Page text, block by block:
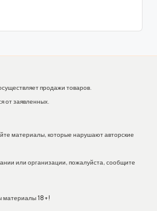
продажи товаров.
от заявленных.
материалы, которые нарушают авторские
или организации, пожалуйста, сообщите
материалы 18+!